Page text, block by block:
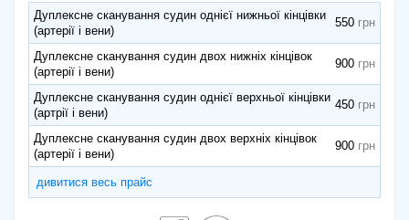
Дуплексне сканування судин однієї нижньої кінцівки
(артерії і вени)
550
Дуплексне сканування судин двох нижніх кінцівок
(артерії і вени)
900
Дуплексне сканування судин однієї верхньої кінцівки
(артрії і вени)
450
Дуплексне сканування судин двох верхніх кінцівок
(артерії і вени)
900
дивитися весь прайс